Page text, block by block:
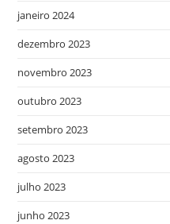
janeiro 2024
dezembro 2023
novembro 2023
outubro 2023
setembro 2023
agosto 2023
julho 2023
junho 2023